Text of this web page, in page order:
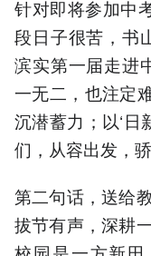
针对即将参加中
段日子很苦，书
滨实第一届走进
一无二，也注定
沉潜蓄力；以‘日
们，从容出发，
第二句话，送给
拔节有声，深耕